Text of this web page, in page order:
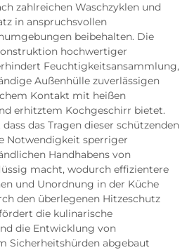
zahlreichen Waschzyklen und
in anspruchsvollen
beibehalten. Die
hochwertiger
Feuchtigkeitsansammlung,
Außenhülle zuverlässigen
Kontakt mit heißen
erhitztem Kochgeschirr bietet.
das Tragen dieser schützenden
Notwendigkeit sperriger
Handhabens von
macht, wodurch effizientere
und Unordnung in der Küche
den überlegenen Hitzeschutz
die kulinarische
die Entwicklung von
Sicherheitshürden abgebaut